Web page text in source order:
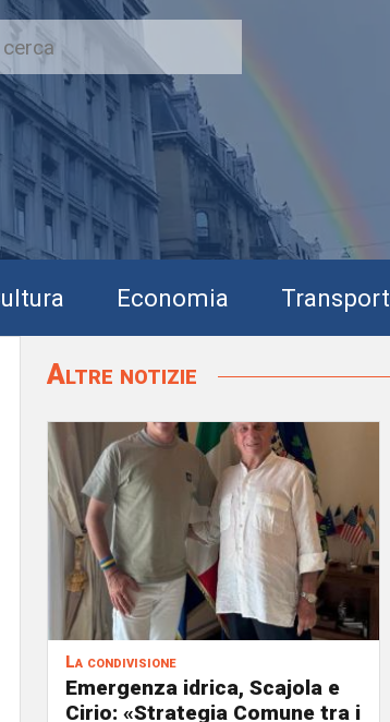
Economia Transport
Altre notizie
La condivisione
Emergenza idrica, Scajola e
Cirio: «Strategia Comune tra i